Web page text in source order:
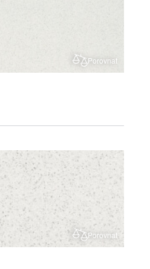
Porovnat
Porovnat